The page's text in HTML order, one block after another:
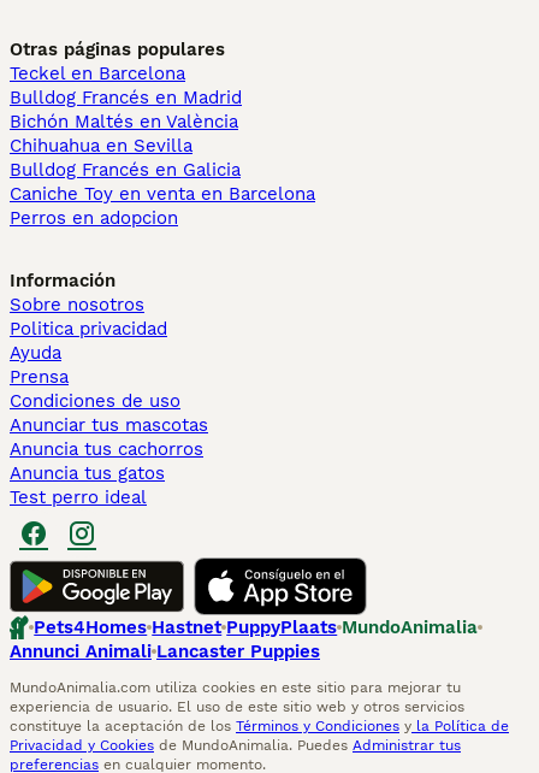
Otras páginas populares
Teckel en Barcelona
Bulldog Francés en Madrid
Bichón Maltés en València
Chihuahua en Sevilla
Bulldog Francés en Galicia
Caniche Toy en venta en Barcelona
Perros en adopcion
Información
Sobre nosotros
Politica privacidad
Ayuda
Prensa
Condiciones de uso
Anunciar tus mascotas
Anuncia tus cachorros
Anuncia tus gatos
Test perro ideal
Pets4Homes Hastnet PuppyPlaats MundoAnimalia
Annunci Animali Lancaster Puppies
MundoAnimalia.com utiliza cookies en este sitio para mejorar tu
experiencia de usuario. El uso de este sitio web y otros servicios
constituye la aceptación de los Términos y Condiciones y la Política de
Privacidad y Cookies de MundoAnimalia. Puedes Administrar tus
preferencias en cualquier momento.